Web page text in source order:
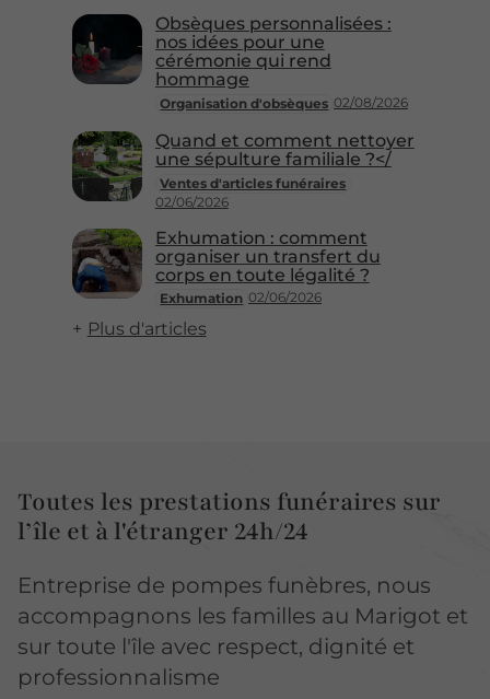
Organisation d'obsèques 02/08/2026
Obsèques personnalisées :
nos idées pour une
cérémonie qui rend
hommage
Ventes d'articles funéraires
02/06/2026
Quand et comment nettoyer
une sépulture familiale ?</
Exhumation 02/06/2026
Exhumation : comment
organiser un transfert du
corps en toute légalité ?
Plus d'articles
Toutes les prestations funéraires sur
l’île et à l'étranger 24h/24
Entreprise de pompes funèbres, nous
accompagnons les familles au Marigot et
sur toute l'île avec respect, dignité et
professionnalisme